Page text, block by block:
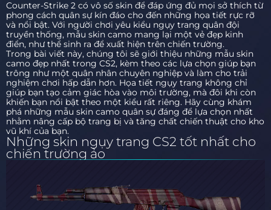
Counter-Strike 2 có vô số skin để đáp ứng đủ mọi sở thích từ
phong cách quân sự kín đáo cho đến những họa tiết rực rỡ
và nổi bật. Với người chơi yêu kiểu ngụy trang quân đội
truyền thống, mẫu skin camo mang lại một vẻ đẹp kinh
điển, như thể sinh ra để xuất hiện trên chiến trường.
Trong bài viết này, chúng tôi sẽ giới thiệu những mẫu skin
camo đẹp nhất trong CS2, kèm theo các lựa chọn giúp bạn
trông như một quân nhân chuyên nghiệp và làm cho trải
nghiệm chơi hấp dẫn hơn. Họa tiết ngụy trang không chỉ
giúp bạn tạo cảm giác hòa vào môi trường, mà đôi khi còn
khiến bạn nổi bật theo một kiểu rất riêng. Hãy cùng khám
phá những mẫu skin camo quân sự đáng để lựa chọn nhất
nhằm nâng cấp bộ trang bị và tăng chất chiến thuật cho kho
vũ khí của bạn.
Những skin ngụy trang CS2 tốt nhất cho
chiến trường ảo